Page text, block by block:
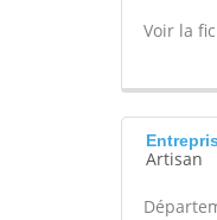
Voir la
Artisan